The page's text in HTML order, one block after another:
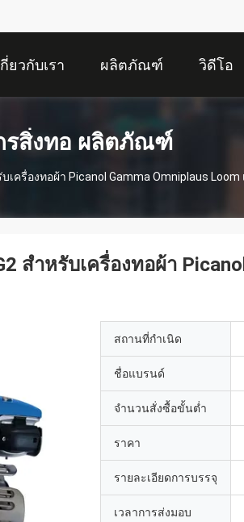
กี่ยวกับเรา ผลิตภัณฑ์ วิดีโอ
รสิ่งทอ ผลิตภัณฑ์
ครื่องทอผ้า Picanol Gamma Omniplaus Loom
สำหรับเครื่องทอผ้า
สถานที่กำเนิด
ชื่อแบรนด์
จำนวนสั่งซื้อขั้นต่ำ
ราคา
รายละเอียดการบรรจุ
เวลาการส่งมอบ